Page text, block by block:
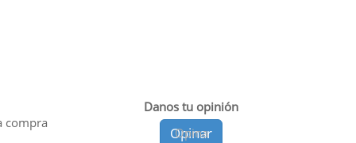
compra
Opina
Danos tu opinión
Opinar